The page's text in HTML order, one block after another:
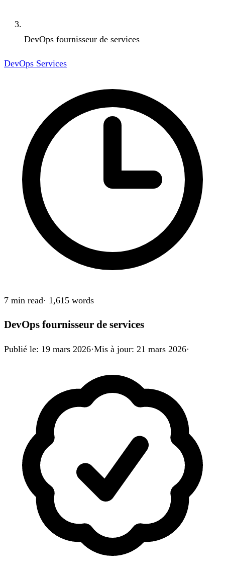
DevOps fournisseur de services
DevOps Services
7 min read· 1,615 words
DevOps fournisseur de services
Publié le: 19 mars 2026·Mis à jour: 21 mars 2026·